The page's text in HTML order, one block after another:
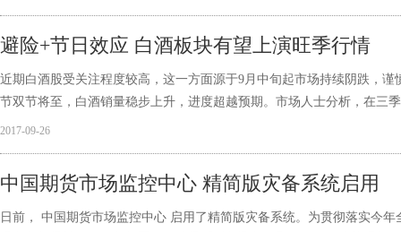
避险+节日效应 白酒板块有望上演旺季行情
近期白酒股受关注程度较高，这一方面源于9月中旬起市场持续阴跌，
节双节将至，白酒销量稳步上升，进度超越预期。市场人士分析，在三
2017-09-26
中国期货市场监控中心 精简版灾备系统启用
日前， 中国期货市场监控中心 启用了精简版灾备系统。为贯彻落实今